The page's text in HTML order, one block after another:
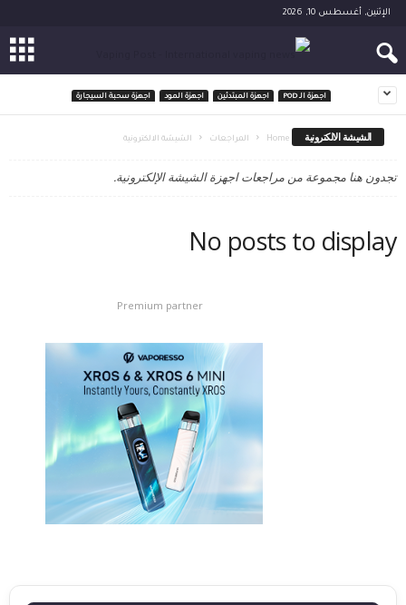
الإثنين, أغسطس 10, 2026
اجهزة الـ POD اجهزة المبتدئين اجهزة المود اجهزة سحبة السيجارة
الشيشة الالكترونية Home المراجعات الشيشة الالكترونية
تجدون هنا مجموعة من مراجعات اجهزة الشيشة الإلكترونية.
No posts to display
Premium partner